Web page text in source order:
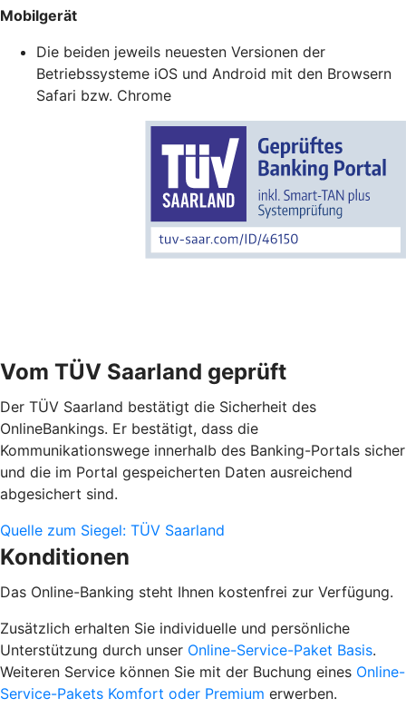
Mobilgerät
Die beiden jeweils neuesten Versionen der
Betriebssysteme iOS und Android mit den Browsern
Safari bzw. Chrome
Vom TÜV Saarland geprüft
Der TÜV Saarland bestätigt die Sicherheit des
OnlineBankings. Er bestätigt, dass die
Kommunikationswege innerhalb des Banking-Portals sicher
und die im Portal gespeicherten Daten ausreichend
abgesichert sind.
Quelle zum Siegel: TÜV Saarland
Konditionen
Das Online-Banking steht Ihnen kostenfrei zur Verfügung.
Zusätzlich erhalten Sie individuelle und persönliche
Unterstützung durch unser Online-Service-Paket Basis.
Weiteren Service können Sie mit der Buchung eines Online-
Service-Pakets Komfort oder Premium erwerben.